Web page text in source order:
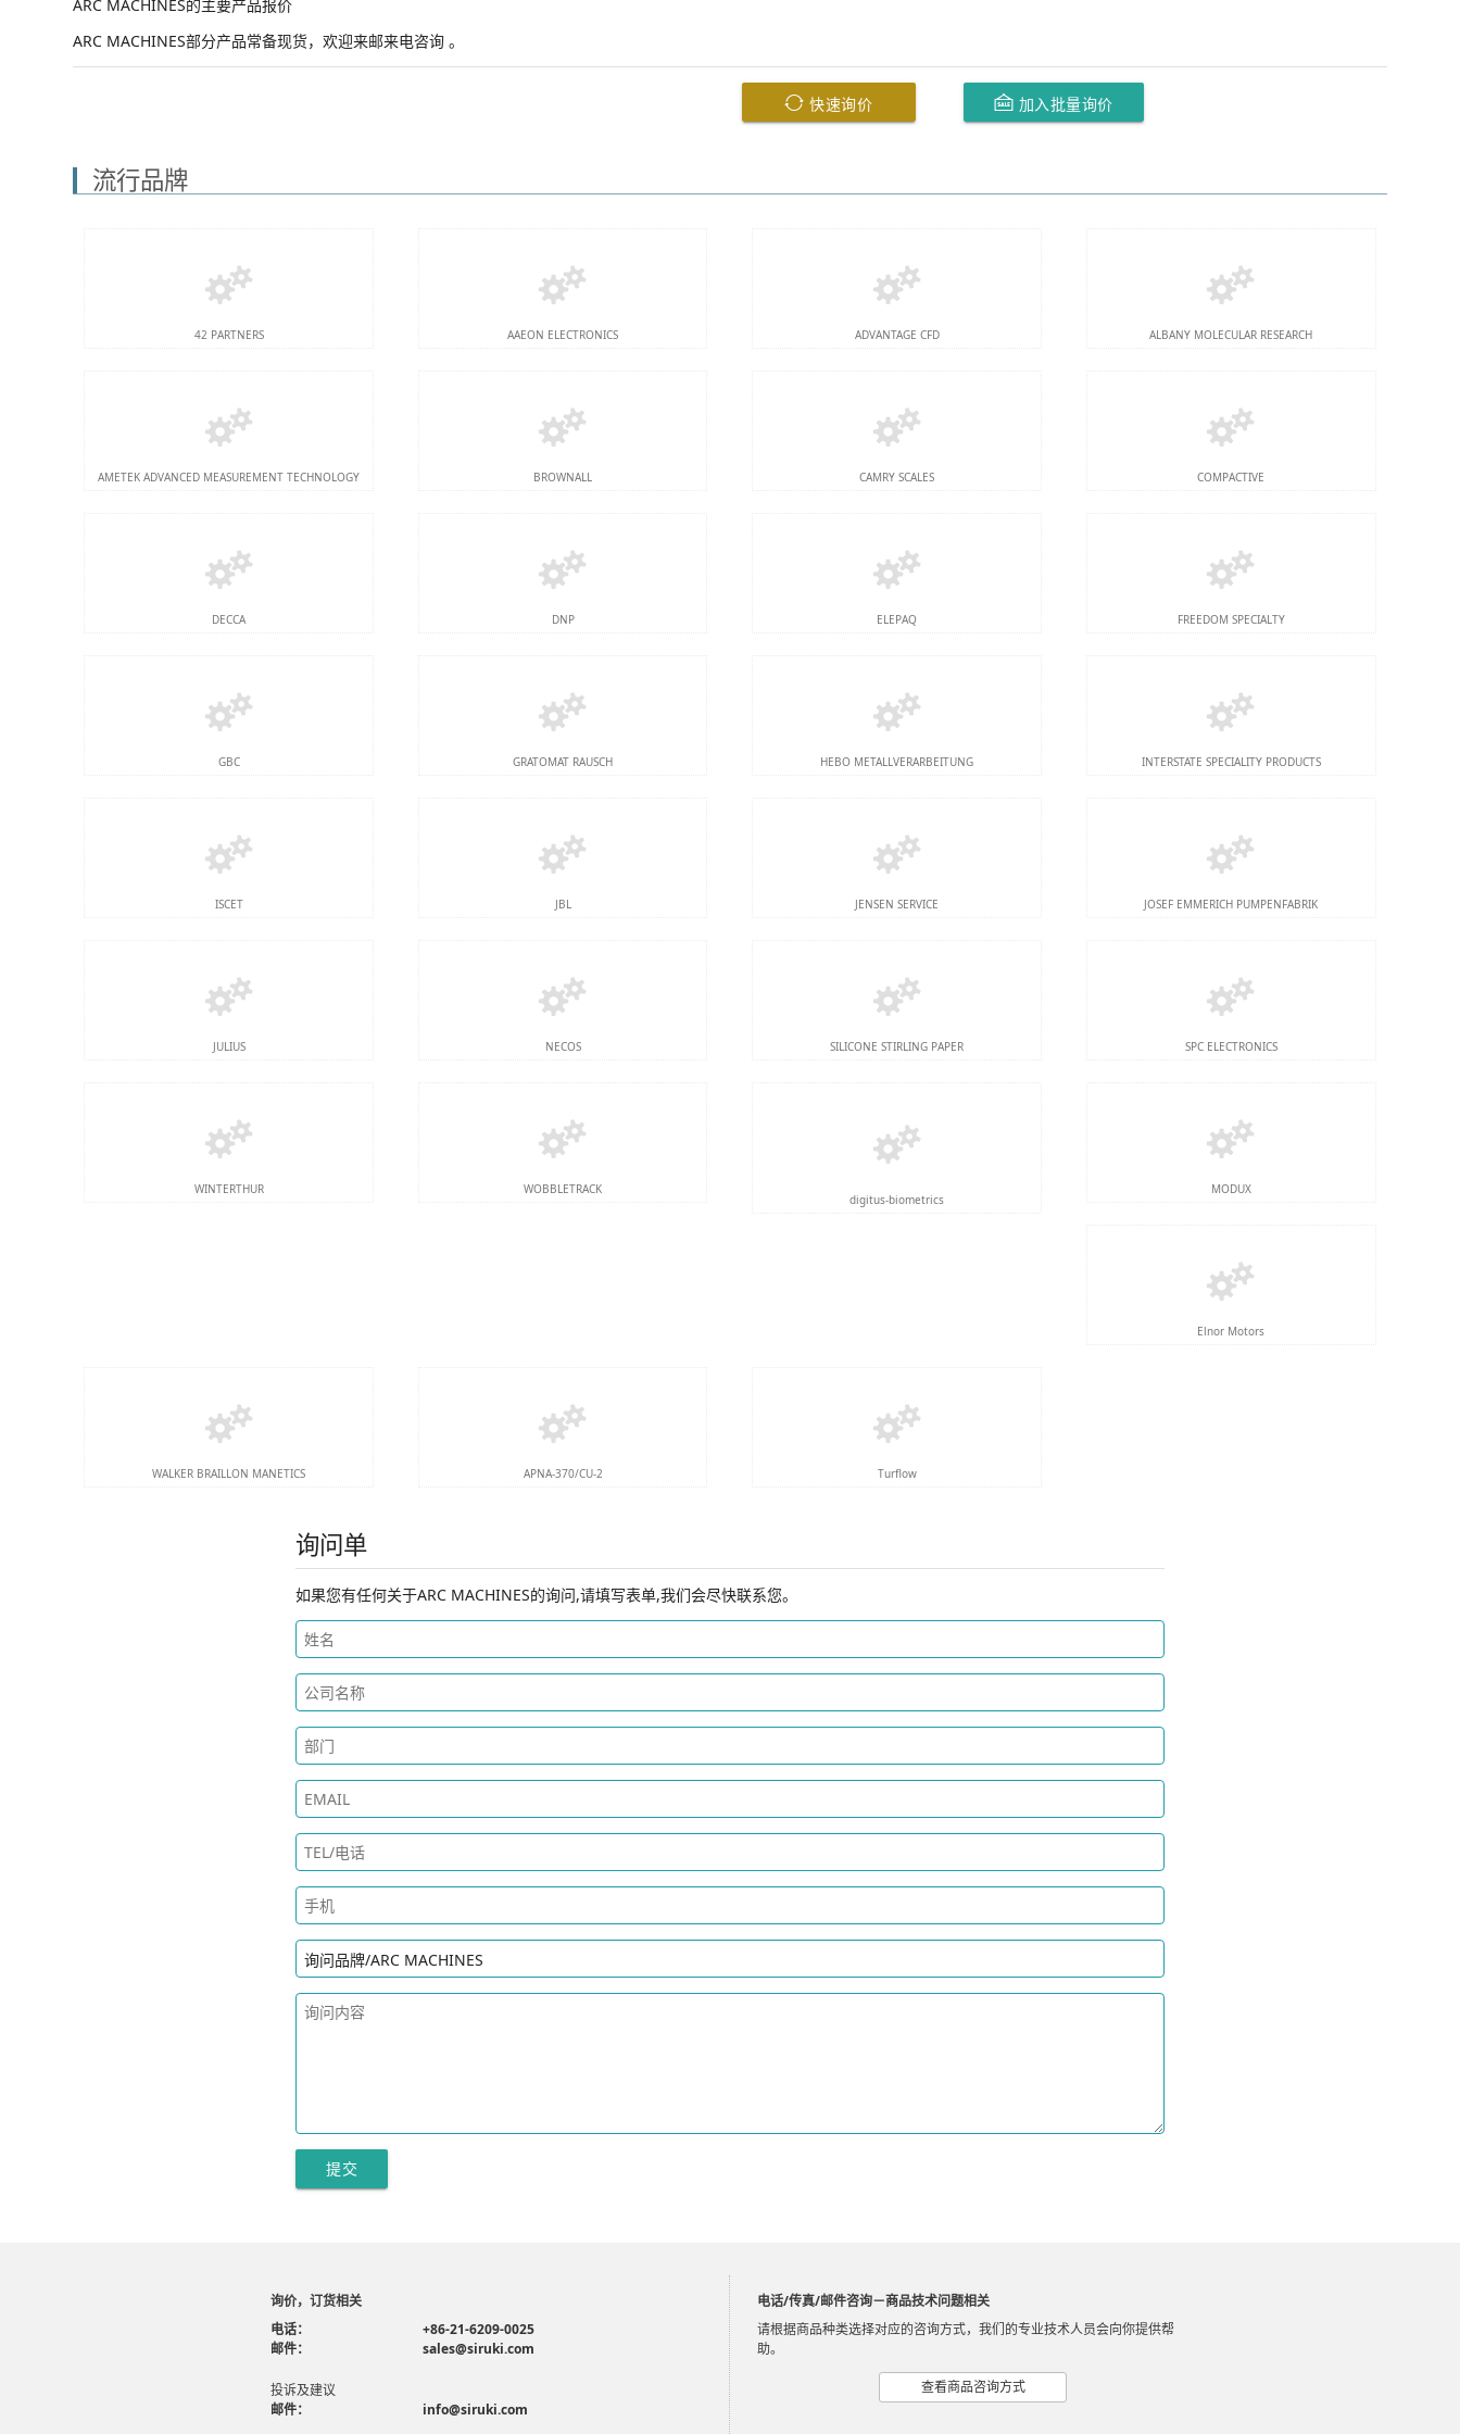
ARC MACHINES的主要产品报价
ARC MACHINES部分产品常备现货，欢迎来邮来电咨询 。
快速询价 加入批量询价
流行品牌
42 PARTNERS AAEON ELECTRONICS ADVANTAGE CFD ALBANY MOLECULAR RESEARCH
AMETEK ADVANCED MEASUREMENT TECHNOLOGY BROWNALL CAMRY SCALES COMPACTIVE
DECCA DNP ELEPAQ FREEDOM SPECIALTY
GBC GRATOMAT RAUSCH HEBO METALLVERARBEITUNG INTERSTATE SPECIALITY PRODUCTS
ISCET JBL JENSEN SERVICE JOSEF EMMERICH PUMPENFABRIK
JULIUS NECOS SILICONE STIRLING PAPER SPC ELECTRONICS
WINTERTHUR WOBBLETRACK
digitus-biometrics
MODUX
Elnor Motors
WALKER BRAILLON MANETICS APNA-370/CU-2 Turflow
询问单
如果您有任何关于ARC MACHINES的询问,请填写表单,我们会尽快联系您。
提交
询价，订货相关
电话：
+86-21-6209-0025
邮件：
sales@siruki.com
投诉及建议
邮件：
info@siruki.com
电话/传真/邮件咨询－商品技术问题相关
请根据商品种类选择对应的咨询方式，我们的专业技术人员会向你提供帮
助。
查看商品咨询方式